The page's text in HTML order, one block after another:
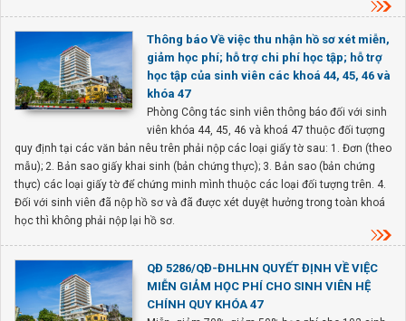
Thông báo Về việc thu nhận hồ sơ xét miễn,
giảm học phí; hỗ trợ chi phí học tập; hỗ trợ
học tập của sinh viên các khoá 44, 45, 46 và
khóa 47
Phòng Công tác sinh viên thông báo đối với sinh
viên khóa 44, 45, 46 và khoá 47 thuộc đối tượng
quy định tại các văn bản nêu trên phải nộp các loại giấy tờ sau: 1. Đơn (theo
mẫu); 2. Bản sao giấy khai sinh (bản chứng thực); 3. Bản sao (bản chứng
thực) các loại giấy tờ để chứng minh mình thuộc các loại đối tượng trên. 4.
Đối với sinh viên đã nộp hồ sơ và đã được xét duyệt hưởng trong toàn khoá
học thì không phải nộp lại hồ sơ.
QĐ 5286/QĐ-ĐHLHN QUYẾT ĐỊNH VỀ VIỆC
MIỄN GIẢM HỌC PHÍ CHO SINH VIÊN HỆ
CHÍNH QUY KHÓA 47